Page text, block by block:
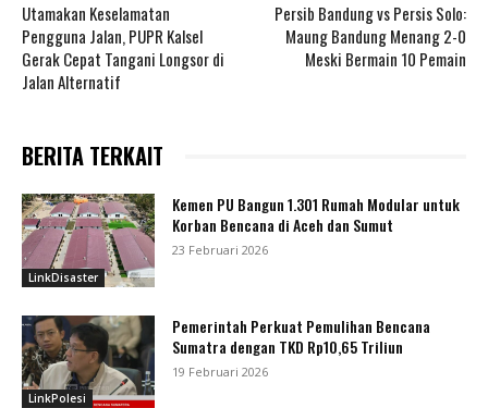
Utamakan Keselamatan
Pengguna Jalan, PUPR Kalsel
Gerak Cepat Tangani Longsor di
Jalan Alternatif
Persib Bandung vs Persis Solo:
Maung Bandung Menang 2-0
Meski Bermain 10 Pemain
BERITA TERKAIT
LinkDisaster
Kemen PU Bangun 1.301 Rumah Modular untuk
Korban Bencana di Aceh dan Sumut
23 Februari 2026
LinkPolesi
Pemerintah Perkuat Pemulihan Bencana
Sumatra dengan TKD Rp10,65 Triliun
19 Februari 2026